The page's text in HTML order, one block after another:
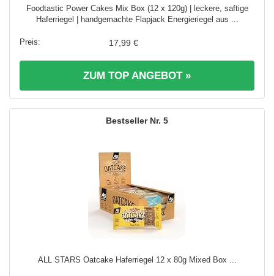
Foodtastic Power Cakes Mix Box (12 x 120g) | leckere, saftige
Haferriegel | handgemachte Flapjack Energieriegel aus ...
17,99 €
ZUM TOP ANGEBOT »
5
ALL STARS Oatcake Haferriegel 12 x 80g Mixed Box ...